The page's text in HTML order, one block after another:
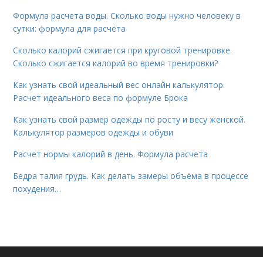
Формула расчета воды. Сколько воды нужно человеку в
сутки: формула для расчёта
Сколько калорий сжигается при круговой тренировке.
Сколько сжигается калорий во время тренировки?
Как узнать свой идеальный вес онлайн калькулятор.
Расчет идеального веса по формуле Брока
Как узнать свой размер одежды по росту и весу женской.
Калькулятор размеров одежды и обуви
Расчет нормы калорий в день. Формула расчета
Бедра талия грудь. Как делать замеры объёма в процессе
похудения…